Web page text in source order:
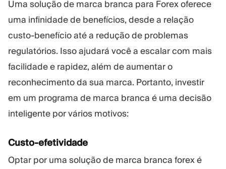
Uma solução de marca branca para Forex oferece
uma infinidade de benefícios, desde a relação
custo-benefício até a redução de problemas
regulatórios. Isso ajudará você a escalar com mais
facilidade e rapidez, além de aumentar o
reconhecimento da sua marca. Portanto, investir
em um programa de marca branca é uma decisão
inteligente por vários motivos:
Custo-efetividade
Optar por uma solução de marca branca forex é